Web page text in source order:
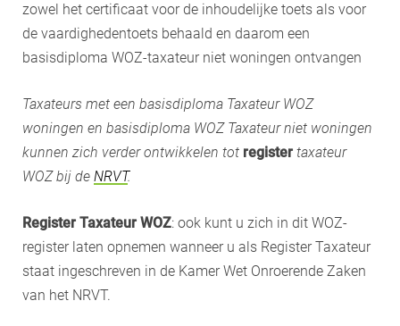
zowel het certificaat voor de inhoudelijke toets als voor
de vaardighedentoets behaald en daarom een
basisdiploma WOZ-taxateur niet woningen ontvangen
Taxateurs met een basisdiploma Taxateur WOZ
woningen en basisdiploma WOZ Taxateur niet woningen
kunnen zich verder ontwikkelen tot register taxateur
WOZ bij de NRVT.
Register Taxateur WOZ: ook kunt u zich in dit WOZ-
register laten opnemen wanneer u als Register Taxateur
staat ingeschreven in de Kamer Wet Onroerende Zaken
van het NRVT.